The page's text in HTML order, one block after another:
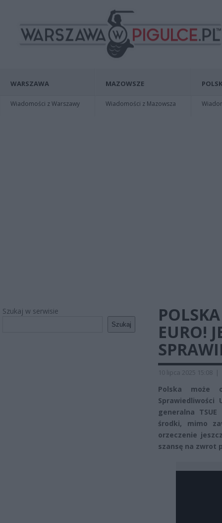
WARSZAWA
Wiadomości z Warszawy
MAZOWSZE
Wiadomości z Mazowsza
Szukaj w serwisie
Szukaj
EURO!
10 lipca 2025 15:08 |
Polska może
Sprawiedliwości
generalna
środki, mimo
orzeczenie
szansę na zwrot